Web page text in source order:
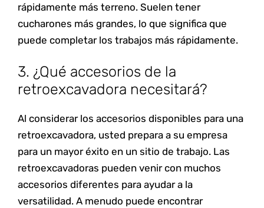
rápidamente más terreno. Suelen tener
cucharones más grandes, lo que significa que
puede completar los trabajos más rápidamente.
3. ¿Qué accesorios de la
retroexcavadora necesitará?
Al considerar los accesorios disponibles para una
retroexcavadora, usted prepara a su empresa
para un mayor éxito en un sitio de trabajo. Las
retroexcavadoras pueden venir con muchos
accesorios diferentes para ayudar a la
versatilidad. A menudo puede encontrar